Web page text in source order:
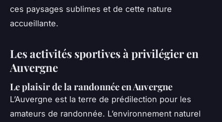
ces paysages sublimes et de cette nature
accueillante.
Les activités sportives à privilégier en
Auvergne
Le plaisir de la randonnée en Auvergne
L’Auvergne est la terre de prédilection pour les
amateurs de randonnée. L’environnement naturel